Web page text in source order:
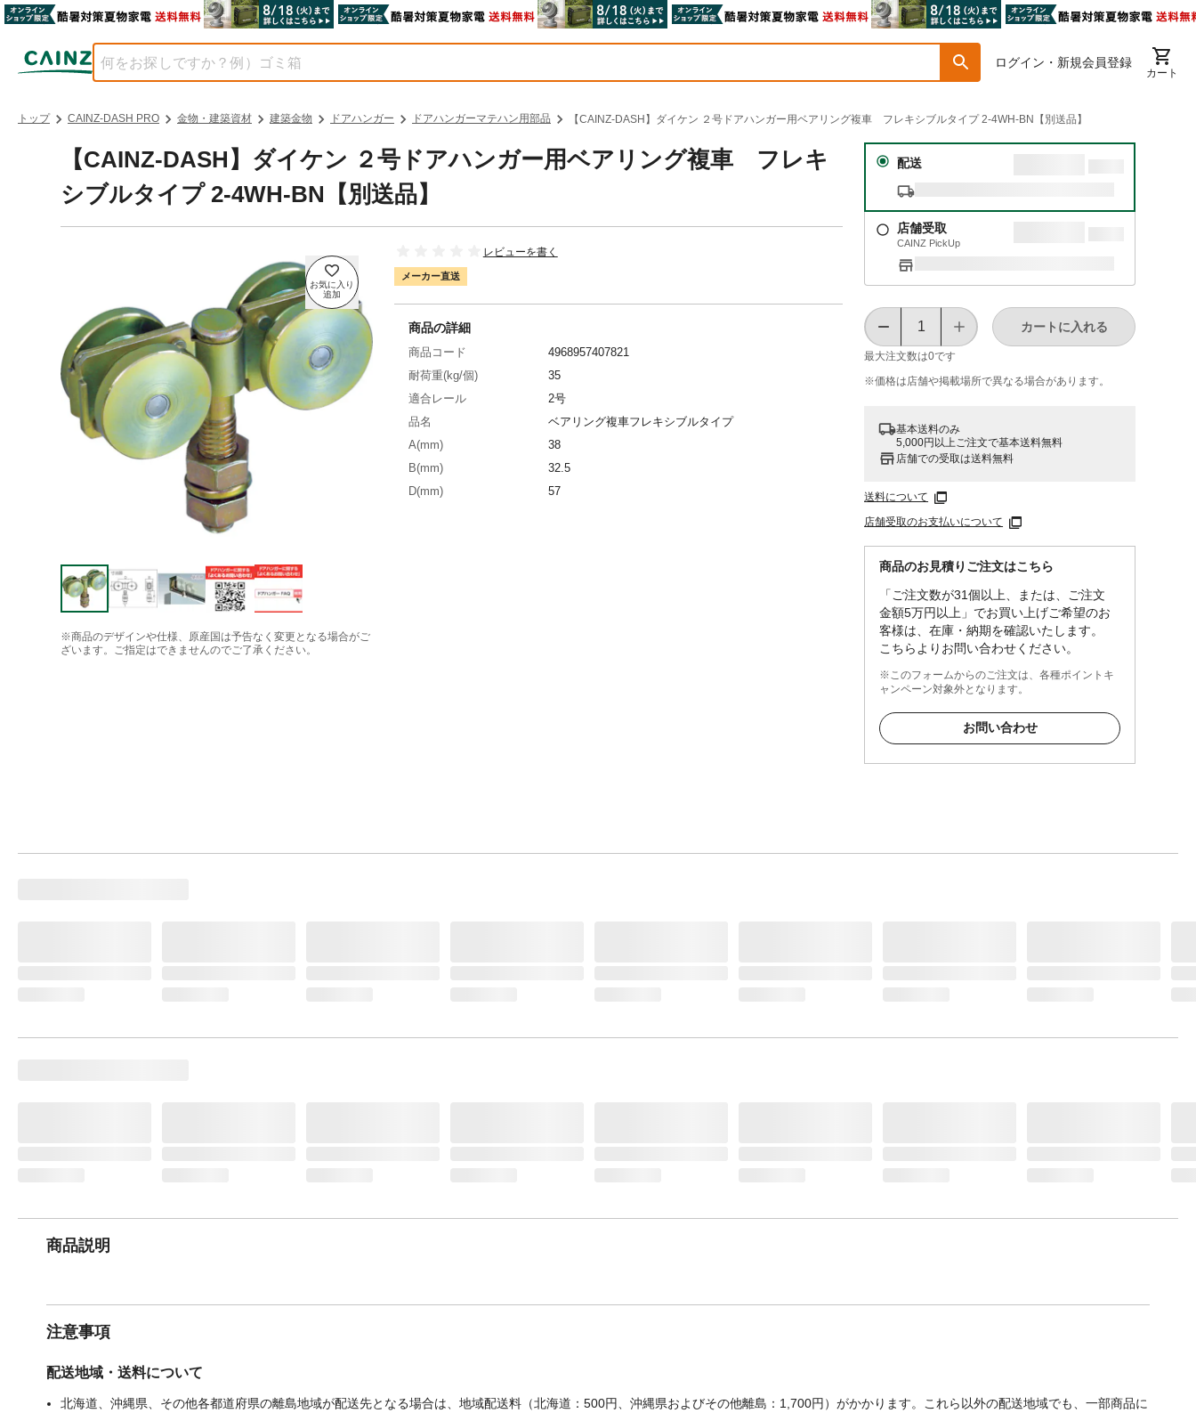
ログイン・新規会員登録
カート
トップ CAINZ-DASH PRO 金物・建築資材 建築金物 ドアハンガー ドアハンガーマテハン用部品 【CAINZ-DASH】ダイケン ２号ドアハンガー用ベアリング複車 フレキシブルタイプ 2-4WH-BN【別送品】
【CAINZ-DASH】ダイケン ２号ドアハンガー用ベアリング複車 フレキ
シブルタイプ 2-4WH-BN【別送品】
※商品のデザインや仕様、原産国は予告なく変更となる場合がご
ざいます。ご指定はできませんのでご了承ください。
レビューを書く
メーカー直送
配送
店舗受取
CAINZ PickUp
最大注文数は0です
カートに入れる
※価格は​店舗や​掲載場所で​異なる​場合が​あります。
基本送料のみ
5,000円以上ご注文で基本送料無料
店舗での受取は送料無料
送料について
店舗受取のお支払いについて
商品のお見積りご注文はこちら
「ご注文数が31個以上、または、ご注文
金額5万円以上」でお買い上げご希望のお
客様は、在庫・納期を確認いたします。
こちらよりお問い合わせください。
※このフォームからのご注文は、各種ポイントキ
ャンペーン対象外となります。
お問い合わせ
商品の詳細
商品コード
4968957407821
耐荷重(kg/個)
35
適合レール
2号
品名
ベアリング複車フレキシブルタイプ
A(mm)
38
B(mm)
32.5
D(mm)
57
商品説明
注意事項
配送地域・送料について
北海道、沖縄県、その他各都道府県の離島地域が配送先となる場合は、地域配送料（北海道：500円、沖縄県およびその他離島：1,700円）がかかります。これら以外の配送地域でも、一部商品に